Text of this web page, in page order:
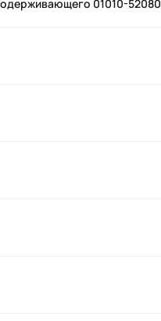
01010-52080